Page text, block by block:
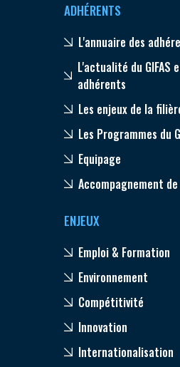
ADHÉRENTS
L'annuaire des
L'actualité du GIFAS
adhérents
Les enjeux de la
Les Programmes du
Equipage
Accompagnement
ENJEUX
Emploi & Formation
Environnement
Compétitivité
Innovation
Internationalisation